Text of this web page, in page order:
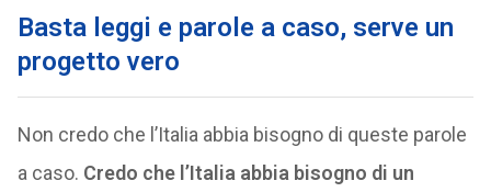
Basta leggi e parole a caso, serve un
progetto vero
Non credo che l’Italia abbia bisogno di queste parole
a caso. Credo che l’Italia abbia bisogno di un